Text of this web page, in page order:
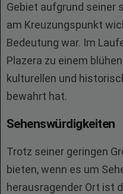
Gebiet aufgrund seiner
am Kreuzungspunkt
Bedeutung war. Im
Plazera zu einem
kulturellen und
bewahrt hat.
Sehenswürdigkeiten
Trotz seiner geringen
bieten, wenn es um
herausragender Ort ist